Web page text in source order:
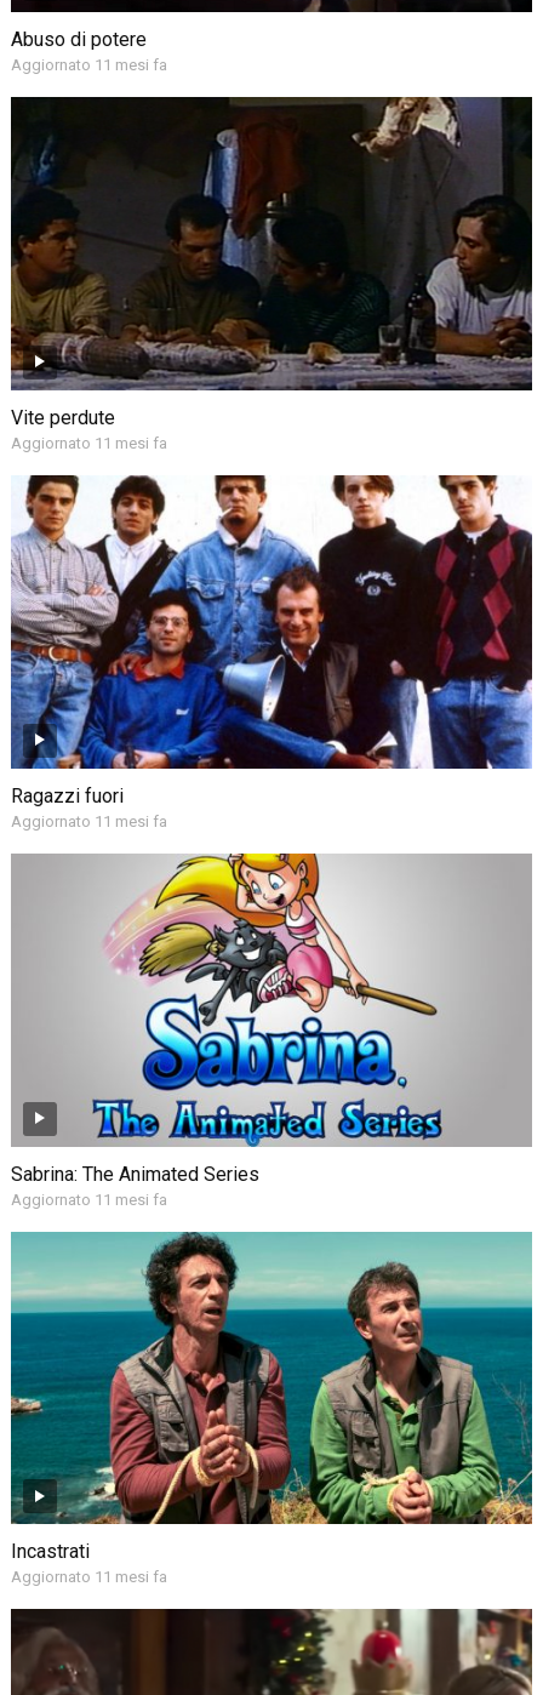
Abuso di potere
Aggiornato 11 mesi fa
Vite perdute
Aggiornato 11 mesi fa
Ragazzi fuori
Aggiornato 11 mesi fa
Sabrina: The Animated Series
Aggiornato 11 mesi fa
Incastrati
Aggiornato 11 mesi fa